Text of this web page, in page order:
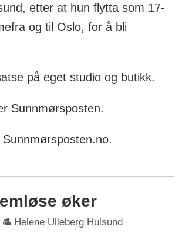
etter at hun flytta som 17-
og til Oslo, for å bli
på eget studio og butikk.
Sunnmørsposten.
øker
Helene Ulleberg Hulsund